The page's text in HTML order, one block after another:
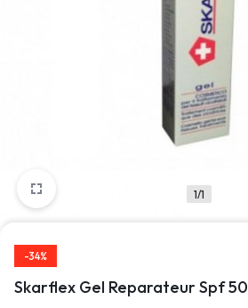
1/1
-34%
Skarflex Gel Reparateur Spf